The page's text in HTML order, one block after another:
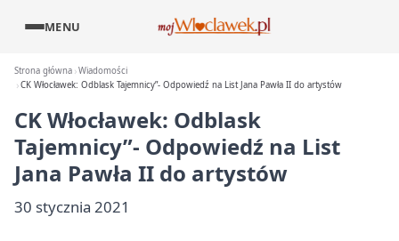
MENU
Strona główna Wiadomości
CK Włocławek: Odblask Tajemnicy”- Odpowiedź na List Jana Pawła II do artystów
CK Włocławek: Odblask
Tajemnicy”- Odpowiedź na List
Jana Pawła II do artystów
30 stycznia 2021